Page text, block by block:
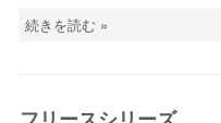
続きを読む »